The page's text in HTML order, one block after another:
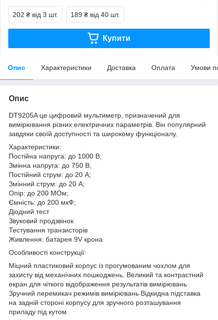
202 ₴ від 3 шт. 189 ₴ від 40 шт.
Купити
Опис Характеристики Доставка Оплата Умови
Опис
DT9205A це цифровий мультиметр, призначений для
вимірювання різних електричних параметрів. Він популярний
завдяки своїй доступності та широкому функціоналу.
Характеристики:
Постійна напруга: до 1000 В;
Змінна напруга: до 750 В;
Постійний струм: до 20 А;
Змінний струм: до 20 А;
Опір: до 200 МОм;
Ємність: до 200 мкФ;
Діодний тест
Звуковий продзвінок
Тестування транзисторів
Живлення: батарея 9V крона
Особливості конструкції:
Міцний пластиковий корпус із прогумованим чохлом для
захисту від механічних пошкоджень. Великий та контрастний
екран для чіткого відображення результатів вимірювань
Зручний перемикач режимів вимірювань Відкидна підставка
на задній стороні корпусу для зручного розташування
приладу під кутом